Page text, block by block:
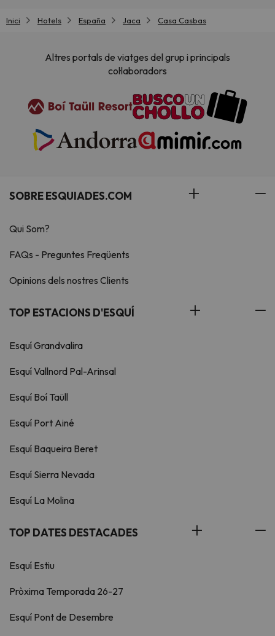
Inici Hotels España Jaca Casa Casbas
Altres portals de viatges del grup i principals
col·laboradors
SOBRE ESQUIADES.COM
Qui Som?
FAQs - Preguntes Freqüents
Opinions dels nostres Clients
TOP ESTACIONS D'ESQUÍ
Esquí Grandvalira
Esquí Vallnord Pal-Arinsal
Esquí Boí Taüll
Esquí Port Ainé
Esquí Baqueira Beret
Esquí Sierra Nevada
Esquí La Molina
TOP DATES DESTACADES
Esquí Estiu
Pròxima Temporada 26-27
Esquí Pont de Desembre